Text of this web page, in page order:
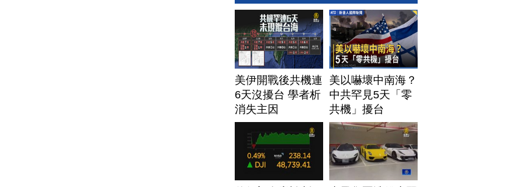
美伊開戰後共機連
6天沒擾台 學者析
消失主因
美以嚇壞中南海？
中共罕見5天「零
共機」擾台